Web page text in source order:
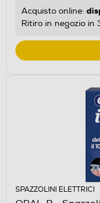
Acquisto online:
Ritiro in negozio in
SPAZZOLINI ELETTRICI